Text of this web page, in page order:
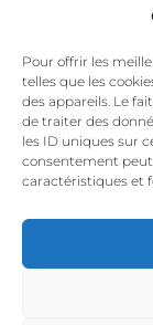
Pour offrir les
telles que les
des appareils. Le
de traiter des
les ID uniques sur
consentement
caractéristiques et
Loi 25